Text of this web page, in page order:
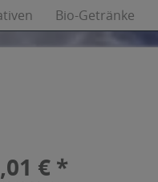
Bio-Getränke
€ *